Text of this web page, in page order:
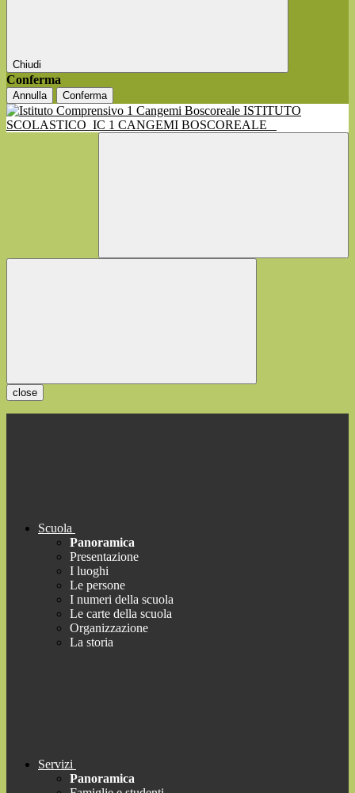
Chiudi
Conferma
Annulla Conferma
ISTITUTO
SCOLASTICO IC 1 CANGEMI BOSCOREALE
close
Scuola
Panoramica
Presentazione
I luoghi
Le persone
I numeri della scuola
Le carte della scuola
Organizzazione
La storia
Servizi
Panoramica